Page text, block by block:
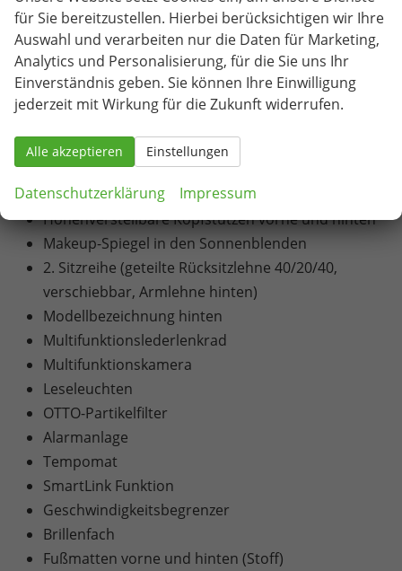
LED-Hauptscheinwerfer
LED-Ambientebeleuchtung
LED-Rückleuchten
Airbags (Fahrer- und Beifahrer-Frontairbag
und hinten, Seitenairbags vorne
(Fahrer/Beifahrer), mittlerer Airbag vorne
(Fahrerseite))
Höhenverstellbare Kopfstützen vorne und hinten
Makeup-Spiegel in den Sonnenblenden
2. Sitzreihe (geteilte Rücksitzlehne 40/20/40,
verschiebbar, Armlehne hinten)
Modellbezeichnung hinten
Multifunktionslederlenkrad
Multifunktionskamera
Leseleuchten
OTTO-Partikelfilter
Alarmanlage
Tempomat
SmartLink Funktion
Geschwindigkeitsbegrenzer
Brillenfach
Fußmatten vorne und hinten (Stoff)
für Sie bereitzustellen. Hierbei berücksichtigen wir Ihre
Auswahl und verarbeiten nur die Daten für Marketing,
Analytics und Personalisierung, für die Sie uns Ihr
Einverständnis geben. Sie können Ihre Einwilligung
jederzeit mit Wirkung für die Zukunft widerrufen.
Alle akzeptieren Einstellungen
Datenschutzerklärung Impressum